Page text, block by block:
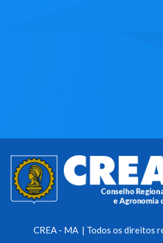
CREA - MA | Todos os direitos